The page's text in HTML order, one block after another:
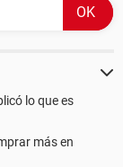
lo que es
más en